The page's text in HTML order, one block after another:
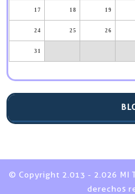
17 18 19
24 25 26
31
© Copyright 2.013 - 2.026 MI
derechos